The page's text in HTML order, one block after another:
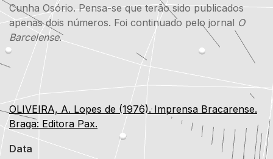
Cunha Osório. Pensa-se que terão sido publicados
apenas dois números. Foi continuado pelo jornal O
Barcelense.
OLIVEIRA, A. Lopes de (1976). Imprensa Bracarense.
Braga: Editora Pax.
Data